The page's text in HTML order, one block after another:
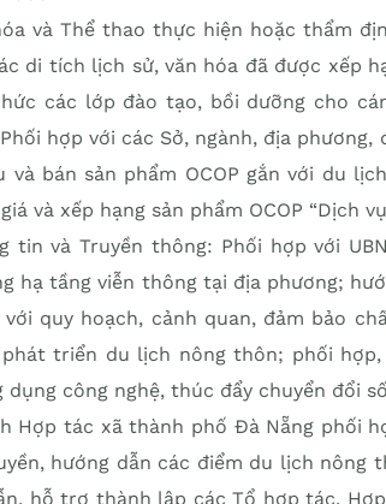
và Thể thao thực hiện hoặc thẩm
di tích lịch sử, văn hóa đã được xếp
các lớp đào tạo, bồi dưỡng cho
hợp với các Sở, ngành, địa
và bán sản phẩm OCOP gắn với du
và xếp hạng sản phẩm OCOP “Dịch
tin và Truyền thông: Phối hợp với
hạ tầng viễn thông tại địa phương;
quy hoạch, cảnh quan, đảm bảo
triển du lịch nông thôn; phối
dụng công nghệ, thúc đẩy chuyển đổi
Hợp tác xã thành phố Đà Nẵng phối
hướng dẫn các điểm du lịch nông
hỗ trợ thành lập các Tổ hợp tác,